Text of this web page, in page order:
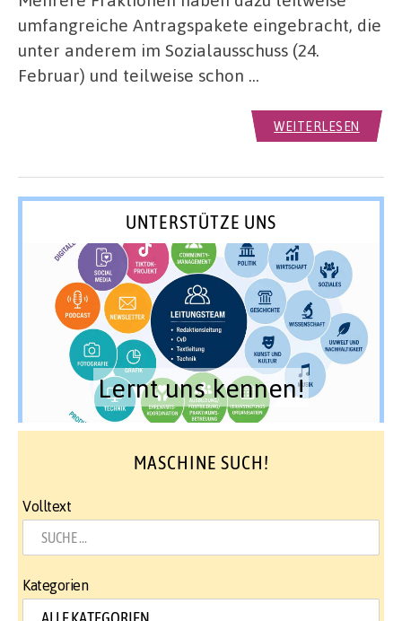
umfangreiche Antragspakete eingebracht, die
unter anderem im Sozialausschuss (24.
Februar) und teilweise schon …
WEITERLESEN
UNTERSTÜTZE UNS
Lernt uns kennen!
MASCHINE SUCH!
Volltext
Kategorien